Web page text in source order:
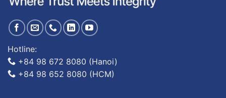
Hotline:
+84 98 672 8080 (Hanoi)
+84 98 652 8080 (HCM)